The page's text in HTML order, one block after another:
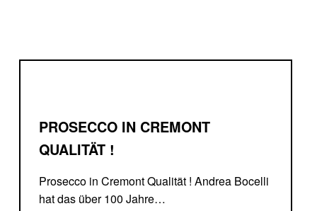
PROSECCO IN CREMONT
QUALITÄT !
Prosecco in Cremont Qualität ! Andrea Bocelli
hat das über 100 Jahre…